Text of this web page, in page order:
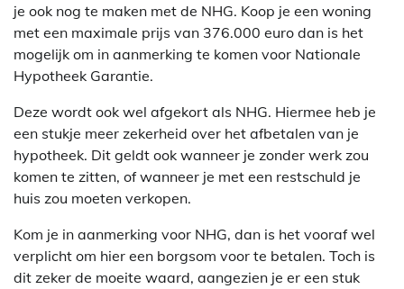
je ook nog te maken met de NHG. Koop je een woning
met een maximale prijs van 376.000 euro dan is het
mogelijk om in aanmerking te komen voor Nationale
Hypotheek Garantie.
Deze wordt ook wel afgekort als NHG. Hiermee heb je
een stukje meer zekerheid over het afbetalen van je
hypotheek. Dit geldt ook wanneer je zonder werk zou
komen te zitten, of wanneer je met een restschuld je
huis zou moeten verkopen.
Kom je in aanmerking voor NHG, dan is het vooraf wel
verplicht om hier een borgsom voor te betalen. Toch is
dit zeker de moeite waard, aangezien je er een stuk